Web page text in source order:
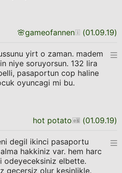
🌸gameofannen (01.09.19)
yirt o zaman. madem
niye soruyorsun. 132 lira
pasaportun cop haline
oyuncagi mi bu.
hot potato (01.09.19)
degil ikinci pasaportu
hakkiniz var. hem harc
odeyeceksiniz elbette.
gecersiz olur kesinlikle.